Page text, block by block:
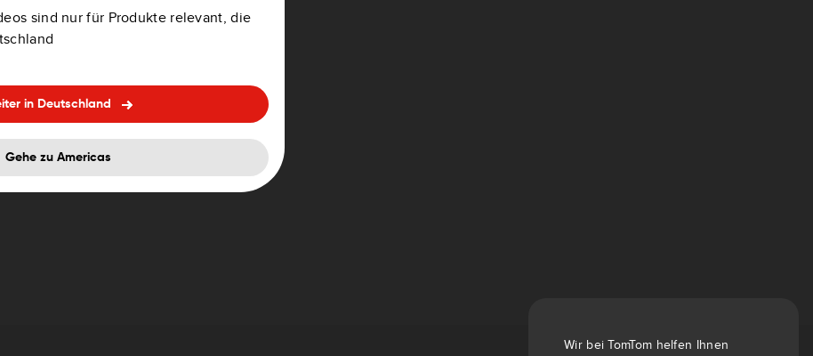
Gerät angemeldet sind,
anmelden.
Wir bei TomTom helfen Ihnen
sind nur für Produkte relevant, die
in Deutschland
Gehe zu Americas